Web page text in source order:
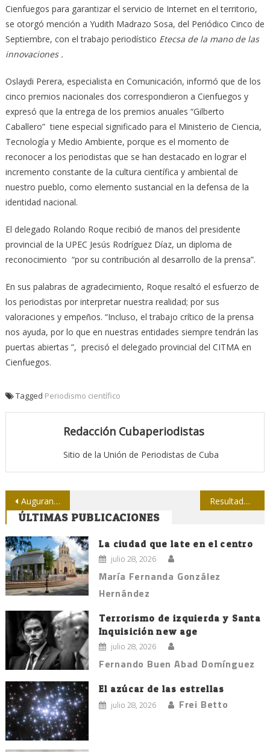
Cienfuegos para garantizar el servicio de Internet en el territorio,
se otorgó mención a Yudith Madrazo Sosa, del Periódico Cinco de
Septiembre, con el trabajo periodístico Etecsa de la mano de las
innovaciones .
Oslaydi Perera, especialista en Comunicación, informó que de los
cinco premios nacionales dos correspondieron a Cienfuegos y
expresó que la entrega de los premios anuales “Gilberto
Caballero” tiene especial significado para el Ministerio de Ciencia,
Tecnología y Medio Ambiente, porque es el momento de
reconocer a los periodistas que se han destacado en lograr el
incremento constante de la cultura científica y ambiental de
nuestro pueblo, como elemento sustancial en la defensa de la
identidad nacional.
El delegado Rolando Roque recibió de manos del presidente
provincial de la UPEC Jesús Rodríguez Díaz, un diploma de
reconocimiento “por su contribución al desarrollo de la prensa”.
En sus palabras de agradecimiento, Roque resaltó el esfuerzo de
los periodistas por interpretar nuestra realidad; por sus
valoraciones y empeños. “Incluso, el trabajo crítico de la prensa
nos ayuda, por lo que en nuestras entidades siempre tendrán las
puertas abiertas ”, precisó el delegado provincial del CITMA en
Cienfuegos.
Tagged Periodismo científico
Redacción Cubaperiodistas
Sitio de la Unión de Periodistas de Cuba
Navegación
de
entradas
Auguran exitoso tope de béisbol entre Cuba y Tampa Bay Rays Resultados alentadores, diferencias profundas
ÚLTIMAS PUBLICACIONES
La ciudad que late en el centro
julio 28, 2026
María Fernanda González
Hernández
Terrorismo de izquierda y Santa
Inquisición new age
julio 28, 2026
Fernando Buen Abad Domínguez
El azúcar de las estrellas
julio 28, 2026 Frei Betto